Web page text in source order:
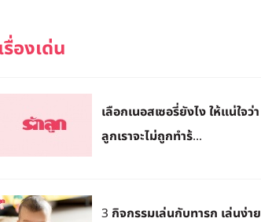
เลือกเนอสเซอรี่ยังไง ให้แน่ใจว่า
ลูกเราจะไม่ถูกทำร้...
3 กิจกรรมเล่นกับทารก เล่นง่าย